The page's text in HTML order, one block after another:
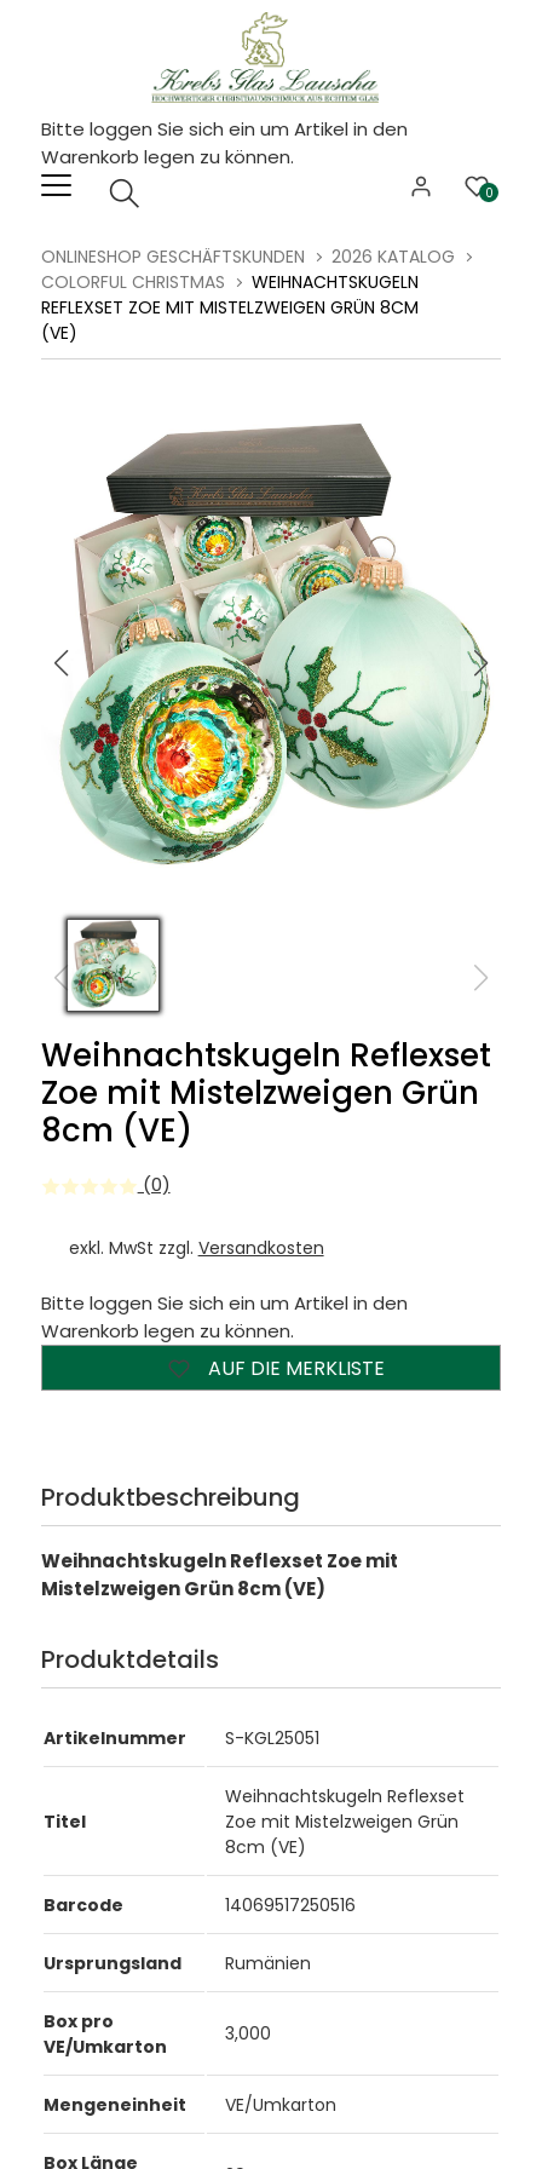
Bitte loggen Sie sich ein um Artikel in den
Warenkorb legen zu können.
0
ONLINESHOP GESCHÄFTSKUNDEN
2026 KATALOG
COLORFUL CHRISTMAS
WEIHNACHTSKUGELN
REFLEXSET ZOE MIT MISTELZWEIGEN GRÜN 8CM
(VE)
Weihnachtskugeln Reflexset
Zoe mit Mistelzweigen Grün
8cm (VE)
(0)
exkl. MwSt zzgl. Versandkosten
Bitte loggen Sie sich ein um Artikel in den
Warenkorb legen zu können.
AUF DIE MERKLISTE
Produktbeschreibung
Weihnachtskugeln Reflexset Zoe mit
Mistelzweigen Grün 8cm (VE)
Produktdetails
Artikelnummer S-KGL25051
Titel
Weihnachtskugeln Reflexset
Zoe mit Mistelzweigen Grün
8cm (VE)
Barcode 14069517250516
Ursprungsland Rumänien
Box pro
VE/Umkarton
3,000
Mengeneinheit VE/Umkarton
Box Länge